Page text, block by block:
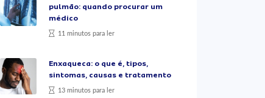
pulmão: quando procurar um
médico
11 minutos para ler
Enxaqueca: o que é, tipos,
sintomas, causas e tratamento
13 minutos para ler